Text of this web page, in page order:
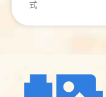
式